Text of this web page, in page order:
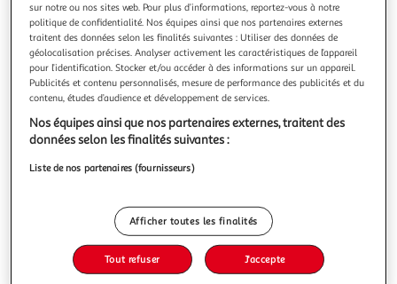
CRUSCANA
Tapenade noire à tartiner
Produit indispensable pour un apéritif sain et varié
En savoir +
Vous voulez connaître le prix de ce produit ?
Frais
sur notre ou nos sites web. Pour plus d’informations, reportez-vous à notre
politique de confidentialité. Nos équipes ainsi que nos partenaires externes
traitent des données selon les finalités suivantes : Utiliser des données de
géolocalisation précises. Analyser activement les caractéristiques de l’appareil
pour l’identification. Stocker et/ou accéder à des informations sur un appareil.
Publicités et contenu personnalisés, mesure de performance des publicités et du
contenu, études d’audience et développement de services.
Nos équipes ainsi que nos partenaires externes, traitent des
données selon les finalités suivantes :
Liste de nos partenaires (fournisseurs)
Afficher toutes les finalités
Tout refuser J'accepte